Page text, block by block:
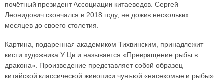
почётный президент Ассоциации китаеведов. Сергей
Леонидович скончался в 2018 году, не дожив нескольких
месяцев до своего столетия.
Картина, подаренная академиком Тихвинским, принадлежит
кисти художника У Ци и называется «Превращение рыбы в
дракона». Произведение представляет собой образец
китайской классической живописи чунъюй «насекомые и рыбы»